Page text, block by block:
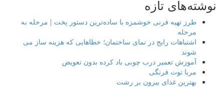
نوشته‌های تازه
طرز تهیه فرنی خوشمزه با ساده‌ترین دستور پخت | مرحله به
مرحله
اشتباهات رایج در نمای ساختمان؛ خطاهایی که هزینه ساز می
شوند
آموزش تعمیر درب چوبی باد کرده بدون تعویض
مربا توت فرنگی
بهترین غذای بیرون بر رشت